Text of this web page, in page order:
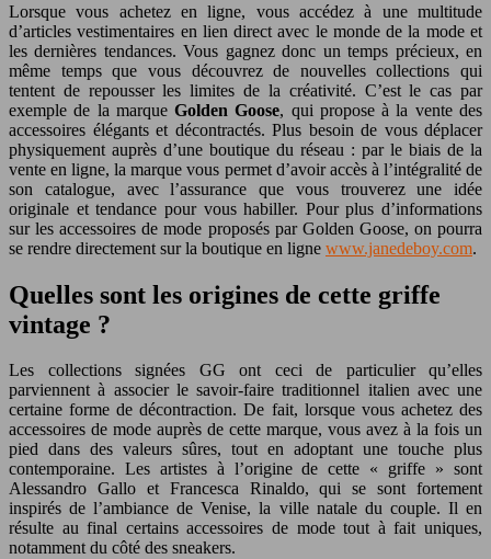
Lorsque vous achetez en ligne, vous accédez à une multitude
d’articles vestimentaires en lien direct avec le monde de la mode et
les dernières tendances. Vous gagnez donc un temps précieux, en
même temps que vous découvrez de nouvelles collections qui
tentent de repousser les limites de la créativité. C’est le cas par
exemple de la marqueGolden Goose, qui propose à la vente des
accessoires élégants et décontractés. Plus besoin de vous déplacer
physiquement auprès d’une boutique du réseau : par le biais de la
vente en ligne, la marque vous permet d’avoir accès à l’intégralité de
son catalogue, avec l’assurance que vous trouverez une idée
originale et tendance pour vous habiller. Pour plus d’informations
sur les accessoires de mode proposés par Golden Goose, on pourra
se rendre directement sur la boutique en ligne www.janedeboy.com.
Quelles sont les origines de cette griffe
vintage ?
Les collections signées GG ont ceci de particulier qu’elles
parviennent à associer le savoir-faire traditionnel italien avec une
certaine forme de décontraction. De fait, lorsque vous achetez des
accessoires de mode auprès de cette marque, vous avez à la fois un
pied dans des valeurs sûres, tout en adoptant une touche plus
contemporaine. Les artistes à l’origine de cette « griffe » sont
Alessandro Gallo et Francesca Rinaldo, qui se sont fortement
inspirés de l’ambiance de Venise, la ville natale du couple. Il en
résulte au final certains accessoires de mode tout à fait uniques,
notamment du côté des sneakers.